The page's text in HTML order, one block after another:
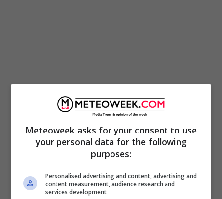
Secondo quanto ricostruito dai Carabinieri,
il 41enne peruviano e un suo connazionale.
Meteoweek asks for your consent to use
your personal data for the following
purposes:
Personalised advertising and content, advertising and
content measurement, audience research and
services development